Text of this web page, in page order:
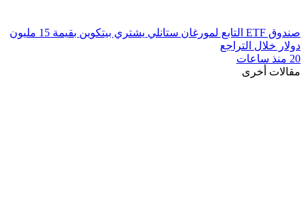
صندوق ETF التابع لمورغان ستانلي يشتري بيتكوين بقيمة 15 مليون
دولار خلال التراجع
20 منذ ساعات
مقالات أخرى